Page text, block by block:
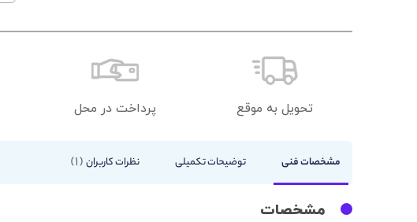
به
تحویل به موقع پرداخت در محل
مشخصات فنی توضیحات تکمیلی نظرات کاربران 1
مشخصات